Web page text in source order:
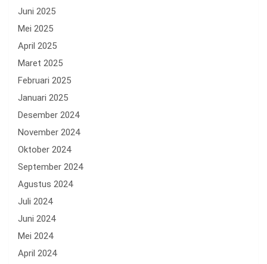
Juni 2025
Mei 2025
April 2025
Maret 2025
Februari 2025
Januari 2025
Desember 2024
November 2024
Oktober 2024
September 2024
Agustus 2024
Juli 2024
Juni 2024
Mei 2024
April 2024